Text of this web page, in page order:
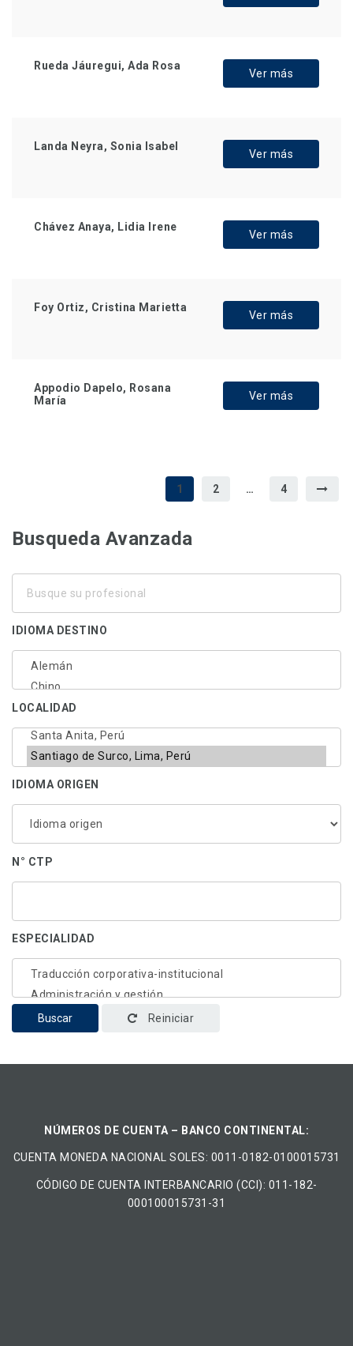
Rueda Jáuregui, Ada Rosa
Ver más
Landa Neyra, Sonia Isabel
Ver más
Chávez Anaya, Lidia Irene
Ver más
Foy Ortiz, Cristina Marietta
Ver más
Appodio Dapelo, Rosana
María
Ver más
1 2 … 4
Busqueda Avanzada
profesional
IDIOMA DESTINO
LOCALIDAD
IDIOMA ORIGEN
N° CTP
ESPECIALIDAD
Buscar Reiniciar
NÚMEROS DE CUENTA – BANCO CONTINENTAL:
CUENTA MONEDA NACIONAL​ ​SOLES​: 0011-0182-0100015731
CÓDIGO DE CUENTA INTERBANCARIO (CCI): 011-182-
000100015731-31